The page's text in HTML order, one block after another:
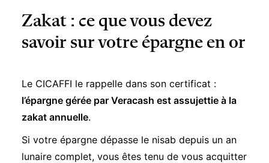
Zakat : ce que vous devez
savoir sur votre épargne en or
Le CICAFFI le rappelle dans son certificat :
l’épargne gérée par Veracash est assujettie à la
zakat annuelle.
Si votre épargne dépasse le nisab depuis un an
lunaire complet, vous êtes tenu de vous acquitter